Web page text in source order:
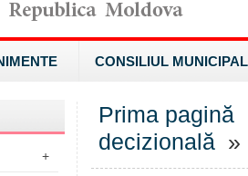
CONSILIUL MUNICIPAL
+
Prima pagină
decizională »